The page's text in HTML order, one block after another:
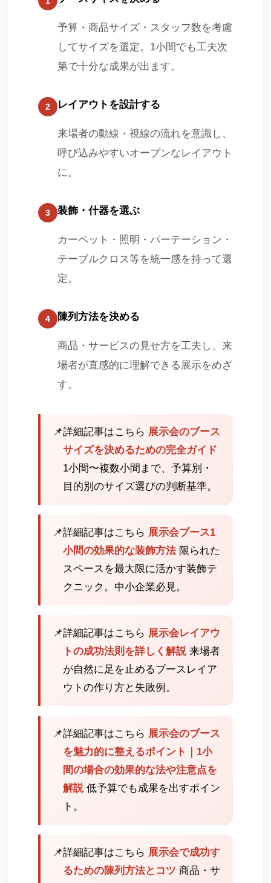
予算・商品サイズ・スタッフ数を考慮
してサイズを選定。1小間でも工夫次
第で十分な成果が出ます。
2 レイアウトを設計する
来場者の動線・視線の流れを意識し、
呼び込みやすいオープンなレイアウト
に。
3 装飾・什器を選ぶ
カーペット・照明・パーテーション・
テーブルクロス等を統一感を持って選
定。
4 陳列方法を決める
商品・サービスの見せ方を工夫し、来
場者が直感的に理解できる展示をめざ
す。
📌詳細記事はこちら 展示会のブース
サイズを決めるための完全ガイド
1小間〜複数小間まで、予算別・
目的別のサイズ選びの判断基準。
📌詳細記事はこちら 展示会ブース1
小間の効果的な装飾方法 限られた
スペースを最大限に活かす装飾テ
クニック。中小企業必見。
📌詳細記事はこちら 展示会レイアウ
トの成功法則を詳しく解説 来場者
が自然に足を止めるブースレイア
ウトの作り方と失敗例。
📌詳細記事はこちら 展示会のブース
を魅力的に整えるポイント｜1小
間の場合の効果的な法や注意点を
解説 低予算でも成果を出すポイン
ト。
📌詳細記事はこちら 展示会で成功す
るための陳列方法とコツ 商品・サ